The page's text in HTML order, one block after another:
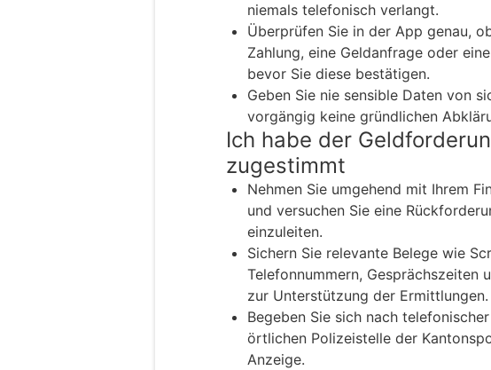
niemals telefonisch verlangt.
Überprüfen Sie in der App genau,
Zahlung, eine Geldanfrage oder
bevor Sie diese bestätigen.
Geben Sie nie sensible Daten von
vorgängig keine gründlichen
Ich habe der
zugestimmt
Nehmen Sie umgehend mit Ihrem
und versuchen Sie eine
einzuleiten.
Sichern Sie relevante Belege wie
Telefonnummern, Gesprächszeiten
zur Unterstützung der Ermittlungen.
Begeben Sie sich nach
örtlichen Polizeistelle der
Anzeige.